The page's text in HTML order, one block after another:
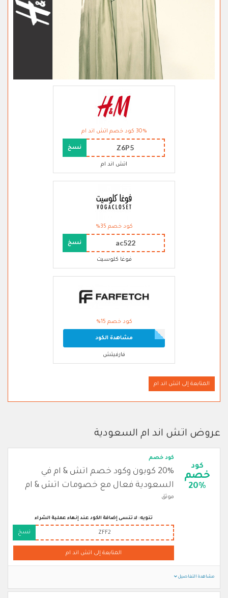
30% كود خصم اتش اند ام
Z6P5 نسخ
اتش اند ام
كود خصم 35%
ac522 نسخ
فوغا كلوسيت
كود خصم 15%
مشاهدة الكود
فارفيتش
المتابعة إلى اتش اند ام
عروض اتش اند ام السعودية
كود
خصم
20%
كود خصم
20% كوبون وكود خصم اتش & ام في
السعودية فعال مع خصومات اتش & ام
موثق
تنويه: لا تنسى إضافة الكود عند إنهاء عملية الشراء
ZFF2 نسخ
المتابعة إلى اتش اند ام
مشاهدة التفاصيل